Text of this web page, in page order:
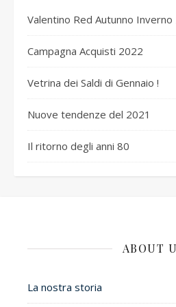
Valentino Red Autunno
Campagna Acquisti 2022
Vetrina dei Saldi di Gennaio !
Nuove tendenze del 2021
Il ritorno degli anni 80
ABOUT
La nostra storia